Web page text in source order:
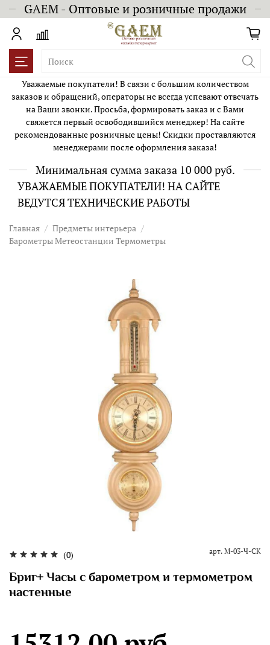
GAEM - Оптовые и розничные продажи
Уважаемые покупатели! В связи с большим количеством
заказов и обращений, операторы не всегда успевают отвечать
на Ваши звонки. Просьба, формировать заказ и с Вами
свяжется первый освободившийся менеджер! На сайте
рекомендованные розничные цены! Скидки проставляются
менеджерами после оформления заказа!
Минимальная сумма заказа 10 000 руб.
УВАЖАЕМЫЕ ПОКУПАТЕЛИ! НА САЙТЕ
ВЕДУТСЯ ТЕХНИЧЕСКИЕ РАБОТЫ
Главная
Предметы интерьера
Барометры Метеостанции Термометры
(0) арт. М-03-Ч-СК
Бриг+ Часы с барометром и термометром
настенные